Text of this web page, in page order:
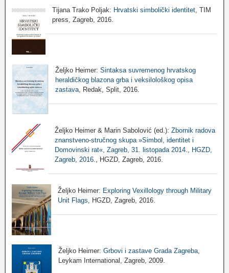
Tijana Trako Poljak: Hrvatski simbolički identitet , TIM
press, Zagreb, 2016.
Željko Heimer: Sintaksa suvremenog hrvatskog
heraldičkog blazona grba i veksilološkog opisa
zastava, Redak, Split, 2016.
Željko Heimer & Marin Sabolović (ed.): Zbornik radova
znanstveno-stručnog skupa »Simbol, identitet i
Domovinski rat«, Zagreb, 31. listopada 2014., HGZD,
Zagreb, 2016.
, HGZD, Zagreb, 2016.
Željko Heimer: Exploring Vexillology through Military
Unit Flags , HGZD, Zagreb, 2016.
Željko Heimer: Grbovi i zastave Grada Zagreba
Leykam International, Zagreb, 2009.